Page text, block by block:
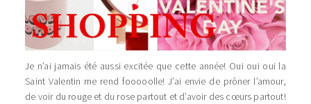
Je n’ai jamais été aussi excitée que cette année! Oui oui oui la
Saint Valentin me rend fooooolle! J’ai envie de prôner l’amour,
de voir du rouge et du rose partout et d’avoir des cœurs partout!